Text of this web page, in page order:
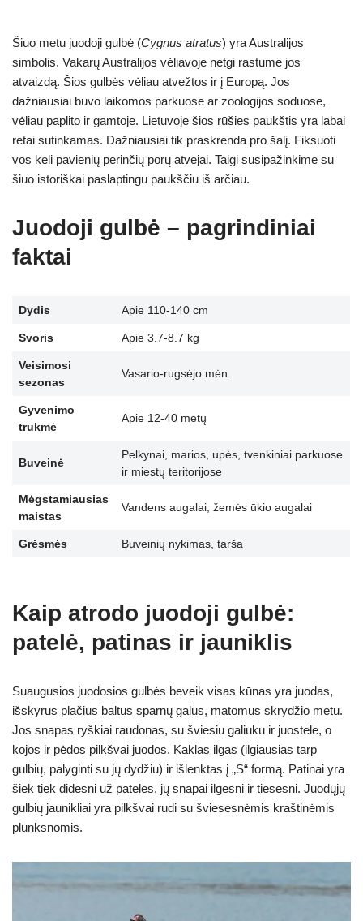
Šiuo metu juodoji gulbė (Cygnus atratus) yra Australijos
simbolis. Vakarų Australijos vėliavoje netgi rastume jos
atvaizdą. Šios gulbės vėliau atvežtos ir į Europą. Jos
dažniausiai buvo laikomos parkuose ar zoologijos soduose,
vėliau paplito ir gamtoje. Lietuvoje šios rūšies paukštis yra labai
retai sutinkamas. Dažniausiai tik praskrenda pro šalį. Fiksuoti
vos keli pavienių perinčių porų atvejai. Taigi susipažinkime su
šiuo istoriškai paslaptingu paukščiu iš arčiau.
Juodoji gulbė – pagrindiniai
faktai
Dydis Apie 110-140 cm
Svoris Apie 3.7-8.7 kg
Veisimosi
sezonas
Vasario-rugsėjo mėn.
Gyvenimo
trukmė
Apie 12-40 metų
Buveinė
Pelkynai, marios, upės, tvenkiniai parkuose
ir miestų teritorijose
Mėgstamiausias
maistas
Vandens augalai, žemės ūkio augalai
Grėsmės Buveinių nykimas, tarša
Kaip atrodo juodoji gulbė:
patelė, patinas ir jauniklis
Suaugusios juodosios gulbės beveik visas kūnas yra juodas,
išskyrus plačius baltus sparnų galus, matomus skrydžio metu.
Jos snapas ryškiai raudonas, su šviesiu galiuku ir juostele, o
kojos ir pėdos pilkšvai juodos. Kaklas ilgas (ilgiausias tarp
gulbių, palyginti su jų dydžiu) ir išlenktas į „S“ formą. Patinai yra
šiek tiek didesni už pateles, jų snapai ilgesni ir tiesesni. Juodųjų
gulbių jaunikliai yra pilkšvai rudi su šviesesnėmis kraštinėmis
plunksnomis.